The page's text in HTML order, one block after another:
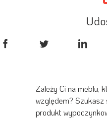
Zależy Ci na meblu,
względem?
produkt